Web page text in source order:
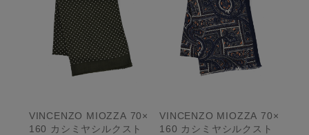
VINCENZO MIOZZA 70×
160 カシミヤシルクスト
VINCENZO MIOZZA 70×
160 カシミヤシルクスト